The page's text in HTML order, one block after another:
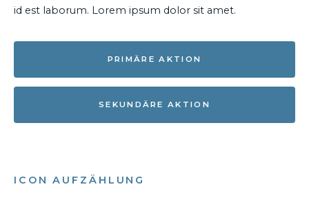
id est laborum. Lorem ipsum dolor sit amet.
PRIMÄRE AKTION
SEKUNDÄRE AKTION
ICON AUFZÄHLUNG